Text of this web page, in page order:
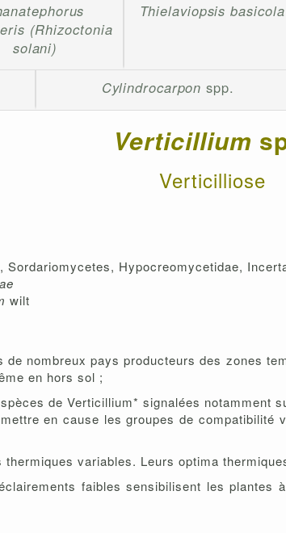
(Rhizoctonia
solani)
Thielaviopsis basicola
Cylindrocarpon spp.
Verticillium
Verticilliose
Hypocreomycetidae,
wilt
de nombreux pays producteurs des zones
en hors sol ;
de Verticillium* signalées notamment
en cause les groupes de
variables. Leurs optima
faibles sensibilisent les